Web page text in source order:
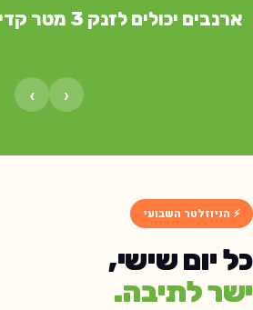
ארנבים יכולים לזנק 3 מטר קדימה בקפיצה אחת.
⚡ הניוזלטר השבועי
יום שישי,
לתיבה.